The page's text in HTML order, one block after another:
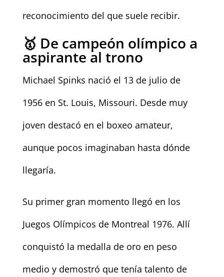
reconocimiento del que suele recibir.
🥇 De campeón olímpico a
aspirante al trono
Michael Spinks nació el 13 de julio de
1956 en St. Louis, Missouri. Desde muy
joven destacó en el boxeo amateur,
aunque pocos imaginaban hasta dónde
llegaría.
Su primer gran momento llegó en los
Juegos Olímpicos de Montreal 1976. Allí
conquistó la medalla de oro en peso
medio y demostró que tenía talento de